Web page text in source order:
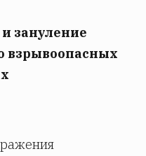
зануление
взрывоопасных